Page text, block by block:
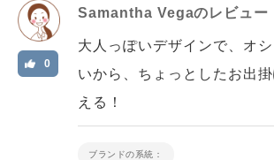
Samantha Vegaのレビュー
0
大人っぽいデザインで、オ
いから、ちょっとしたお出
える！
ブランドの系統：